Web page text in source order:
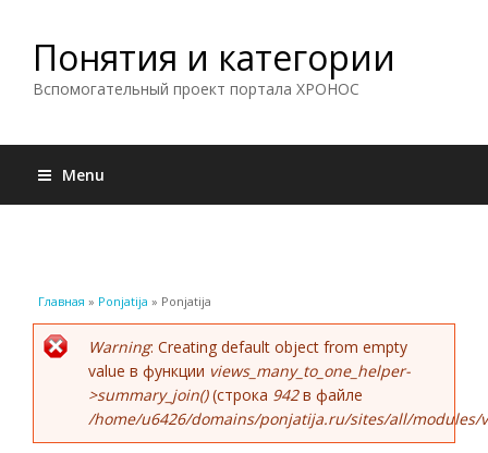
Понятия и категории
Вспомогательный проект портала ХРОНОС
Menu
Вы здесь
Главная » Ponjatija » Ponjatija
Сообщение об ошибке
Warning: Creating default object from empty
value в функции views_many_to_one_helper-
>summary_join()(строка 942в файле
/home/u6426/domains/ponjatija.ru/sites/all/modules/